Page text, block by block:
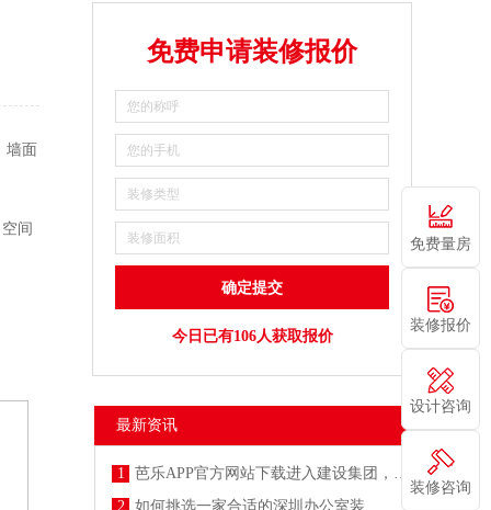
墙面
空间
免费申请装修报价
今日已有106人获取报价
最新资讯
1
芭乐APP官方网站下载进入建设集团，施工防疫两不误
2
如何挑选一家合适的深圳办公室装
免费量房
装修报价
设计咨询
装修咨询